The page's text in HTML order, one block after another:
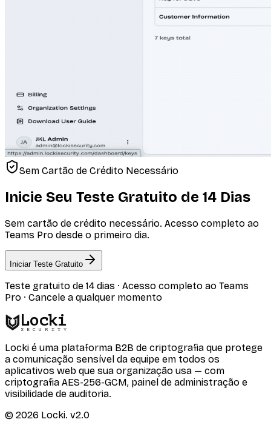
Sem Cartão de Crédito Necessário
Inicie Seu Teste Gratuito de 14 Dias
Sem cartão de crédito necessário. Acesso completo ao
Teams Pro desde o primeiro dia.
Iniciar Teste Gratuito
Teste gratuito de 14 dias · Acesso completo ao Teams
Pro · Cancele a qualquer momento
Locki
SECURITY
Locki é uma plataforma B2B de criptografia que protege
a comunicação sensível da equipe em todos os
aplicativos web que sua organização usa — com
criptografia AES-256-GCM, painel de administração e
visibilidade de auditoria.
© 2026 Locki. v2.0